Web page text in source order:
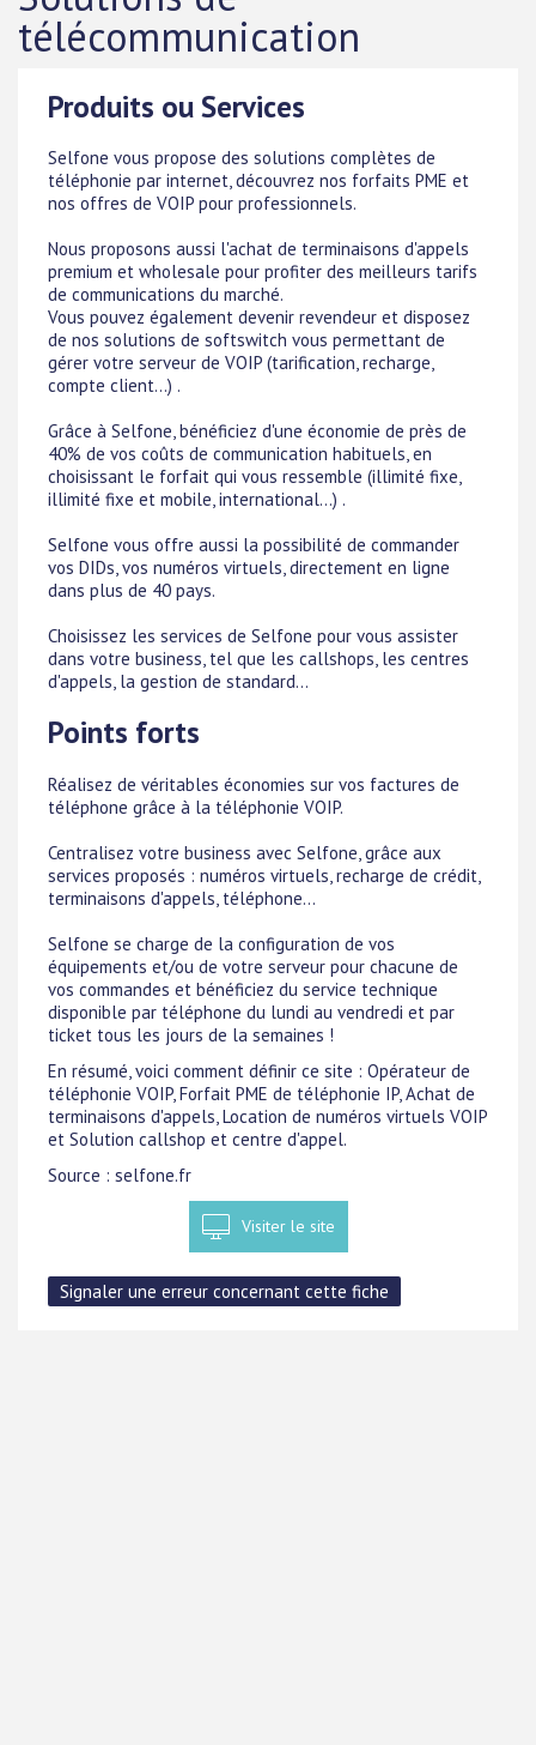
télécommunication
Produits ou Services
Selfone vous propose des solutions complètes de
téléphonie par internet, découvrez nos forfaits PME et
nos offres de VOIP pour professionnels.
Nous proposons aussi l'achat de terminaisons d'appels
premium et wholesale pour profiter des meilleurs tarifs
de communications du marché.
Vous pouvez également devenir revendeur et disposez
de nos solutions de softswitch vous permettant de
gérer votre serveur de VOIP (tarification, recharge,
compte client...) .
Grâce à Selfone, bénéficiez d'une économie de près de
40% de vos coûts de communication habituels, en
choisissant le forfait qui vous ressemble (illimité fixe,
illimité fixe et mobile, international...) .
Selfone vous offre aussi la possibilité de commander
vos DIDs, vos numéros virtuels, directement en ligne
dans plus de 40 pays.
Choisissez les services de Selfone pour vous assister
dans votre business, tel que les callshops, les centres
d'appels, la gestion de standard...
Points forts
Réalisez de véritables économies sur vos factures de
téléphone grâce à la téléphonie VOIP.
Centralisez votre business avec Selfone, grâce aux
services proposés : numéros virtuels, recharge de crédit,
terminaisons d'appels, téléphone...
Selfone se charge de la configuration de vos
équipements et/ou de votre serveur pour chacune de
vos commandes et bénéficiez du service technique
disponible par téléphone du lundi au vendredi et par
ticket tous les jours de la semaines !
En résumé, voici comment définir ce site : Opérateur de
téléphonie VOIP, Forfait PME de téléphonie IP, Achat de
terminaisons d'appels, Location de numéros virtuels VOIP
et Solution callshop et centre d'appel.
Source : selfone.fr
Visiter le site